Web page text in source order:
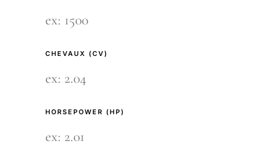
CHEVAUX (CV)
HORSEPOWER (HP)